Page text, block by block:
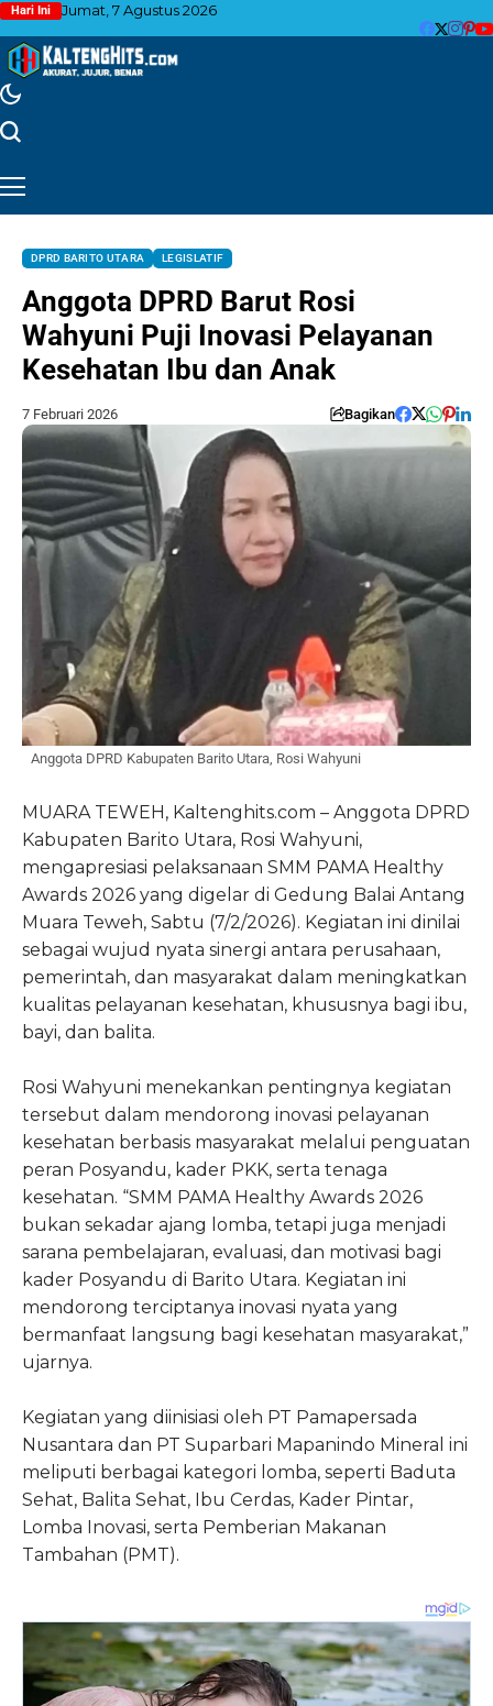
Hari Ini Jumat, 7 Agustus 2026
DPRD BARITO UTARA LEGISLATIF
Anggota DPRD Barut Rosi
Wahyuni Puji Inovasi Pelayanan
Kesehatan Ibu dan Anak
7 Februari 2026 Bagikan
Anggota DPRD Kabupaten Barito Utara, Rosi Wahyuni
MUARA TEWEH, Kaltenghits.com – Anggota DPRD
Kabupaten Barito Utara, Rosi Wahyuni,
mengapresiasi pelaksanaan SMM PAMA Healthy
Awards 2026 yang digelar di Gedung Balai Antang
Muara Teweh, Sabtu (7/2/2026). Kegiatan ini dinilai
sebagai wujud nyata sinergi antara perusahaan,
pemerintah, dan masyarakat dalam meningkatkan
kualitas pelayanan kesehatan, khususnya bagi ibu,
bayi, dan balita.
Rosi Wahyuni menekankan pentingnya kegiatan
tersebut dalam mendorong inovasi pelayanan
kesehatan berbasis masyarakat melalui penguatan
peran Posyandu, kader PKK, serta tenaga
kesehatan. “SMM PAMA Healthy Awards 2026
bukan sekadar ajang lomba, tetapi juga menjadi
sarana pembelajaran, evaluasi, dan motivasi bagi
kader Posyandu di Barito Utara. Kegiatan ini
mendorong terciptanya inovasi nyata yang
bermanfaat langsung bagi kesehatan masyarakat,”
ujarnya.
Kegiatan yang diinisiasi oleh PT Pamapersada
Nusantara dan PT Suparbari Mapanindo Mineral ini
meliputi berbagai kategori lomba, seperti Baduta
Sehat, Balita Sehat, Ibu Cerdas, Kader Pintar,
Lomba Inovasi, serta Pemberian Makanan
Tambahan (PMT).